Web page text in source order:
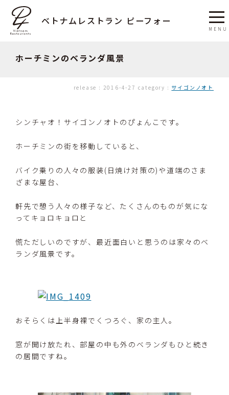
ベトナムレストラン ピーフォー
ホーチミンのベランダ風景
release : 2016-4-27 category : サイゴンノオト
シンチャオ！サイゴンノオトのぴょんこです。
ホーチミンの街を移動していると、
バイク乗りの人々の服装(日焼け対策の)や道端のさま
ざまな屋台、
軒先で憩う人々の様子など、たくさんのものが気にな
ってキョロキョロと
慌ただしいのですが、最近面白いと思うのは家々のベ
ランダ風景です。
おそらくは上半身裸でくつろぐ、家の主人。
窓が開け放たれ、部屋の中も外のベランダもひと続き
の居間ですね。